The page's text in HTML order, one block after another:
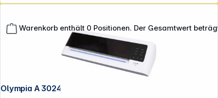
Warenkorb enthält 0 Positionen. Der Gesamtwert
**EVP = Empfohlener Verkaufspreis des Herstellers /
Alle Preise exkl. gesetzl. Mehrwertsteuer zzgl.